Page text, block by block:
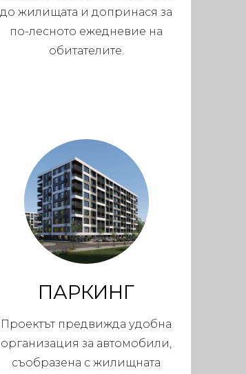
до жилищата и допринася за
по-лесното ежедневие на
обитателите.
ПАРКИНГ
Проектът предвижда удобна
организация за автомобили,
съобразена с жилищната